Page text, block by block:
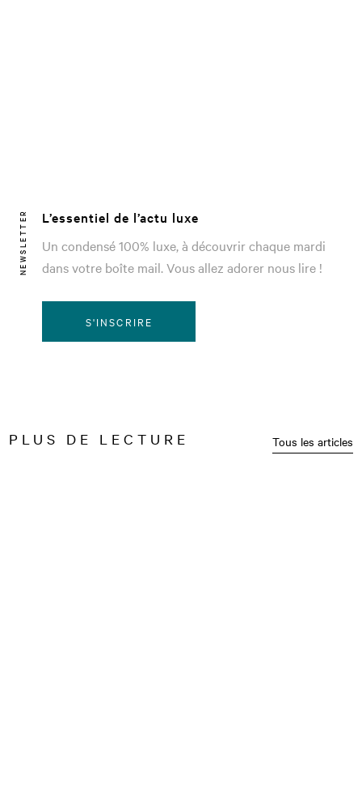
NEWSLETTER
L’essentiel de l’actu luxe
Un condensé 100% luxe, à découvrir chaque mardi
dans votre boîte mail. Vous allez adorer nous lire !
S'INSCRIRE
PLUS DE LECTURE Tous les articles